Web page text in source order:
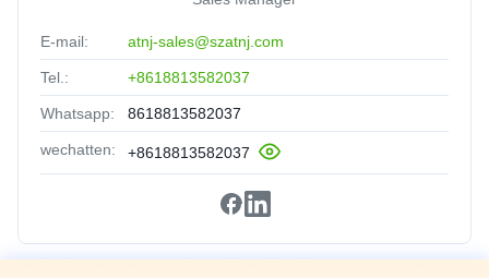
E-mail: atnj-sales@szatnj.com
Tel.: +8618813582037
Whatsapp: 8618813582037
wechatten: +8618813582037